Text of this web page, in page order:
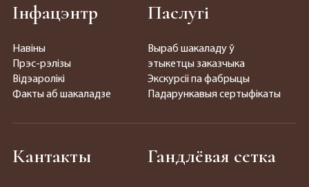
Інфацэнтр
Навіны
Прэс-рэлізы
Відэаролікі
Факты аб шакаладзе
Паслугі
Выраб шакаладу ў
этыкетцы заказчыка
Экскурсіі па фабрыцы
Падарункавыя сертыфікаты
Кантакты Гандлёвая сетка